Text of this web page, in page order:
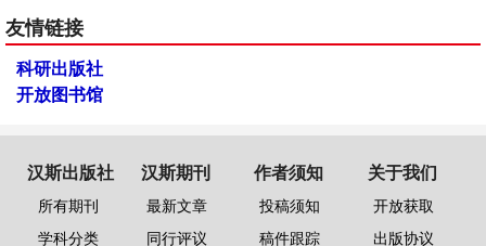
友情链接
科研出版社
开放图书馆
汉斯出版社
所有期刊
学科分类
汉斯期刊
最新文章
同行评议
作者须知
投稿须知
稿件跟踪
关于我们
开放获取
出版协议